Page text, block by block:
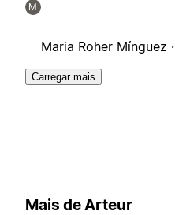
M
Maria Roher Mínguez ·
Carregar mais
Mais de Arteur